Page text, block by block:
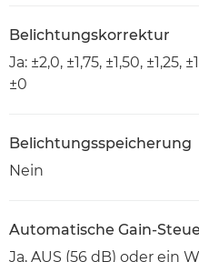
Belichtungskorrektur
Ja: ±2,0, ±1,75, ±1,50, ±1,25,
±0
Belichtungsspeicherung
Nein
Automatische Gain-
Ja, AUS (56 dB) oder ein